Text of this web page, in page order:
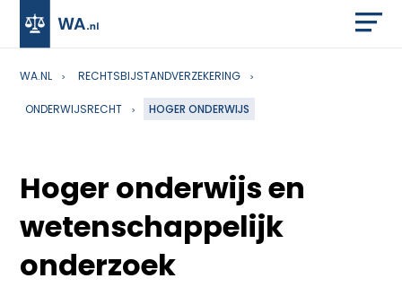
WA.NL RECHTSBIJSTANDVERZEKERING
ONDERWIJSRECHT HOGER ONDERWIJS
Hoger onderwijs en
wetenschappelijk
onderzoek